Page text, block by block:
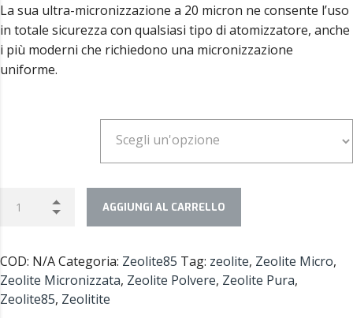
La sua ultra-micronizzazione a 20 micron ne consente l’uso
in totale sicurezza con qualsiasi tipo di atomizzatore, anche
i più moderni che richiedono una micronizzazione
uniforme.
AGGIUNGI AL CARRELLO
COD: N/ACategoria: Zeolite85 Tag: zeolite, Zeolite Micro,
Zeolite Micronizzata, Zeolite Polvere, Zeolite Pura,
Zeolite85, Zeolitite